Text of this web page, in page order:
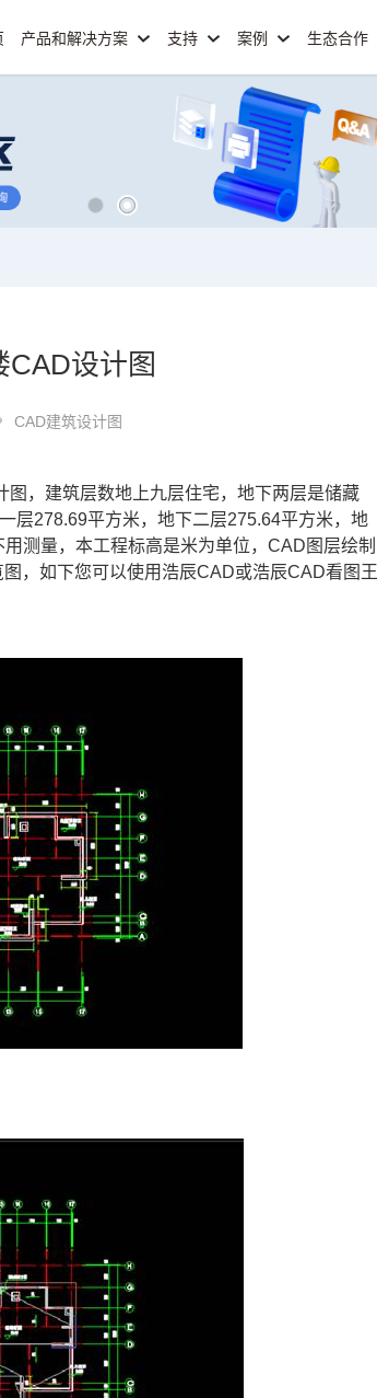
产品和解决方案 支持 案例 生态合作
设计图
CAD建筑设计图
图，建筑层数地上九层住宅，地下两层是储藏
层278.69平方米，地下二层275.64平方米，地
测量，本工程标高是米为单位，CAD图层绘制
，如下您可以使用浩辰CAD或浩辰CAD看图王